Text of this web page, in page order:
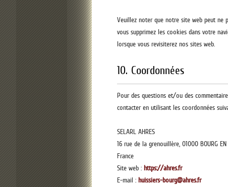
Veuillez noter que notre site web peut ne
vous supprimez les cookies dans votre
lorsque vous revisiterez nos sites web.
10. Coordonnées
Pour des questions et/ou des
contacter en utilisant les coordonnées
SELARL AHRES
16 rue de la grenouillère, 01000 BOURG EN
France
Site web : https://ahres.fr
E-mail : huissiers-bourg@ahres.fr